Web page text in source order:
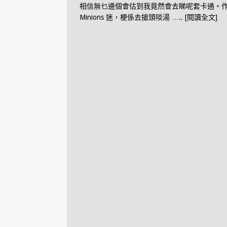
相信無乜邊個會估到我竟然會去睇呢套卡通。
Minions 迷，梗係去搶頭啖湯
….. [閱讀全文]